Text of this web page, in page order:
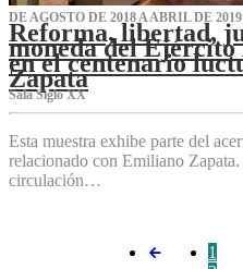
DE AGOSTO DE 2018 A ABRIL DE 2019
Reforma, libertad,
moneda del
en el centenario
Zapata
Sala Siglo XX
Esta muestra exhibe parte del
relacionado con Emiliano
circulación…
1